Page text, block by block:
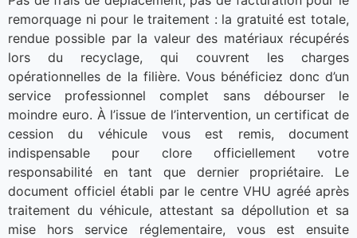
remorquage ni pour le traitement : la gratuité est totale,
rendue possible par la valeur des matériaux récupérés
lors du recyclage, qui couvrent les charges
opérationnelles de la filière. Vous bénéficiez donc d’un
service professionnel complet sans débourser le
moindre euro. À l’issue de l’intervention, un certificat de
cession du véhicule vous est remis, document
indispensable pour clore officiellement votre
responsabilité en tant que dernier propriétaire. Le
document officiel établi par le centre VHU agréé après
traitement du véhicule, attestant sa dépollution et sa
mise hors service réglementaire, vous est ensuite